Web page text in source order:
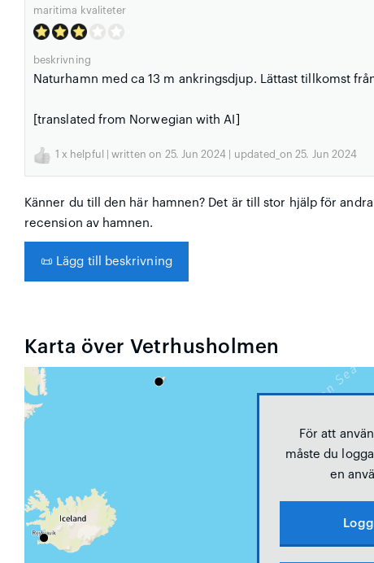
maritima kvaliteter
beskrivning
Naturhamn med ca 13 m ankringsdjup. Lättast tillkomst
[translated from Norwegian with AI]
1 x helpful | written on 25. Jun 2024 | updated_on 25. Jun 2024
Känner du till den här hamnen? Det är till stor hjälp för
recension av hamnen.
📜 Lägg till beskrivning
Karta över Vetrhusholmen
För att
måste du
en